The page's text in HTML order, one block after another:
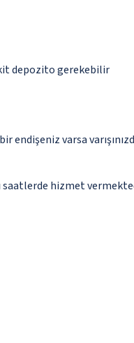
depozito gerekebilir
varsa
saatlerde hizmet